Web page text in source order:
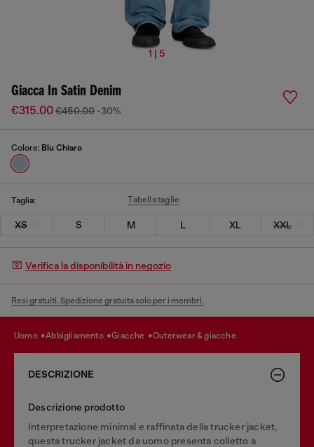
1 | 5
Giacca In Satin Denim
€315.00€450.00 -30%
Colore: Blu Chiaro
Taglia: Tabella taglie
XS S M L XL XXL
Verifica la disponibilità in negozio
Resi gratuiti. Spedizione gratuita solo per i membri.
uomo abbigliamento giacche outerwear & giacche
DESCRIZIONE
Descrizione prodotto
Interpretazione minimal e raffinata della trucker jacket,
questa trucker jacket da uomo presenta colletto a